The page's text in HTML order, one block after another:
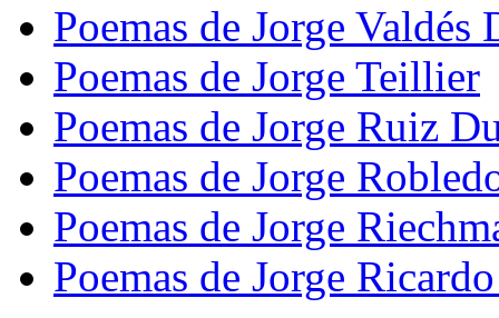
Poemas de Jorge Valdés
Poemas de Jorge Teillier
Poemas de Jorge Ruiz
Poemas de Jorge
Poemas de Jorge
Poemas de Jorge